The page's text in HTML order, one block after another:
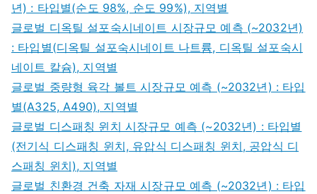
년) : 타입별(순도 98%, 순도 99%), 지역별
글로벌 디옥틸 설포숙시네이트 시장규모 예측 (~2032년)
: 타입별(디옥틸 설포숙시네이트 나트륨, 디옥틸 설포숙시
네이트 칼슘), 지역별
글로벌 중량형 육각 볼트 시장규모 예측 (~2032년) : 타입
별(A325, A490), 지역별
글로벌 디스패칭 윈치 시장규모 예측 (~2032년) : 타입별
(전기식 디스패칭 윈치, 유압식 디스패칭 윈치, 공압식 디
스패칭 윈치), 지역별
글로벌 친환경 건축 자재 시장규모 예측 (~2032년) : 타입